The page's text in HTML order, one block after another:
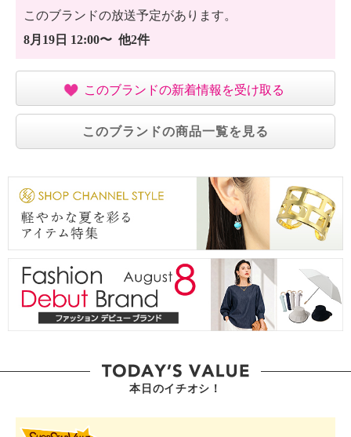
このブランドの放送予定があります。
8月19日 12:00〜 他2件
このブランドの新着情報を受け取る
このブランドの商品一覧を見る
本日のイチオシ！